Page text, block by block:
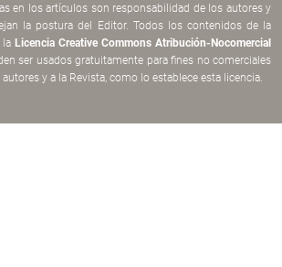
en los artículos son responsabilidad de los autores y
la postura del Editor. Todos los contenidos de la
la Licencia Creative Commons Atribución-Nocomercial
ser usados gratuitamente para fines no comerciales
y a la Revista, como lo establece esta licencia.